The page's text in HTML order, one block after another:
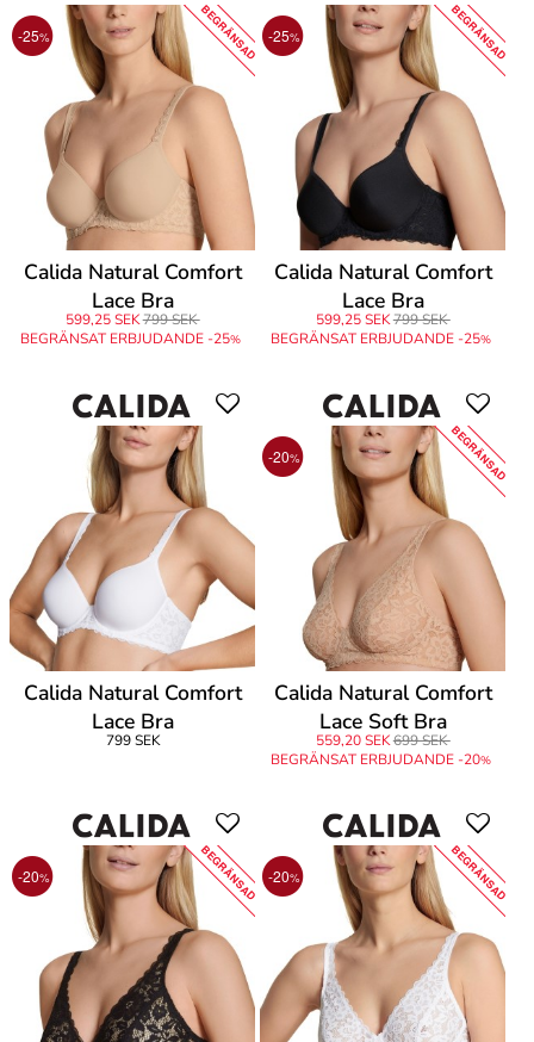
-25% BEGRÄNSAD
Calida Natural Comfort
Lace Bra
599,25 SEK799 SEK
BEGRÄNSAT ERBJUDANDE -25%
-25% BEGRÄNSAD
Calida Natural Comfort
Lace Bra
599,25 SEK799 SEK
BEGRÄNSAT ERBJUDANDE -25%
Calida Natural Comfort
Lace Bra
799 SEK
-20% BEGRÄNSAD
Calida Natural Comfort
Lace Soft Bra
559,20 SEK699 SEK
BEGRÄNSAT ERBJUDANDE -20%
-20% BEGRÄNSAD-20% BEGRÄNSAD